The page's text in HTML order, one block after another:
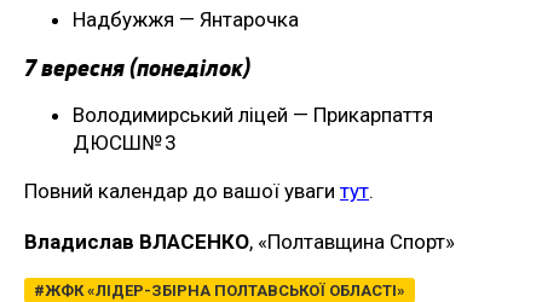
Надбужжя — Янтарочка
7 вересня (понеділок)
Володимирський ліцей — Прикарпаття
ДЮСШ№ 3
Повний календар до вашої уваги тут.
Владислав ВЛАСЕНКО, «Полтавщина Спорт»
ЖФК «ЛІДЕР-ЗБІРНА ПОЛТАВСЬКОЇ ОБЛАСТІ»